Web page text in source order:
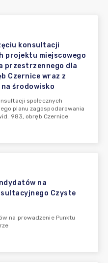
konsultacji
projektu miejscowego
przestrzennego dla
Czernice wraz z
środowisko
społecznych
planu zagospodarowania
983, obręb Czernice
na
Czyste
na prowadzenie Punktu